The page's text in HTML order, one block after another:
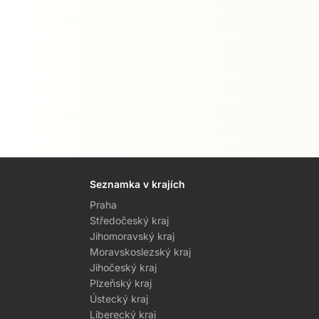
Seznamka v krajích
Praha
Středočeský kraj
Jihomoravský kraj
Moravskoslezský kraj
Jihočeský kraj
Plzeňský kraj
Ústecký kraj
Liberecký kraj